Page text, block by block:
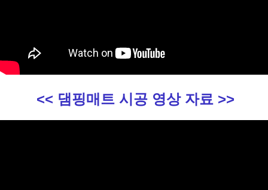
<< 댐핑매트 시공 영상 자료 >>